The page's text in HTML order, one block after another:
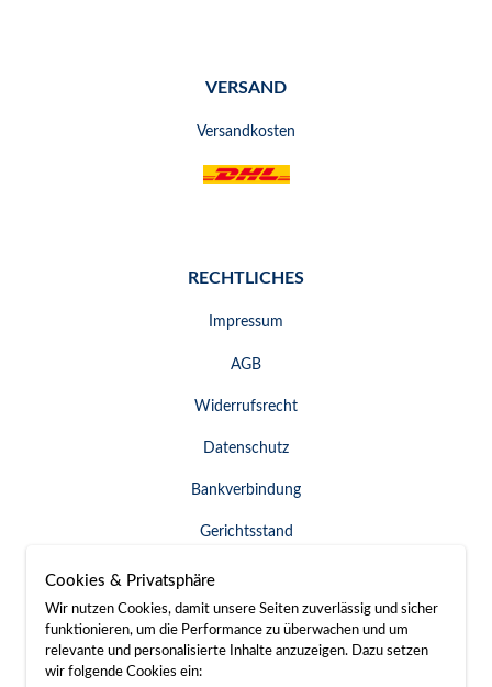
VERSAND
Versandkosten
RECHTLICHES
Impressum
AGB
Widerrufsrecht
Datenschutz
Bankverbindung
Gerichtsstand
Widerruf erklären
SERVICE & KONTAKT
Cookies & Privatsphäre
Wir nutzen Cookies, damit unsere Seiten zuverlässig und sicher
funktionieren, um die Performance zu überwachen und um
relevante und personalisierte Inhalte anzuzeigen. Dazu setzen
wir folgende Cookies ein: